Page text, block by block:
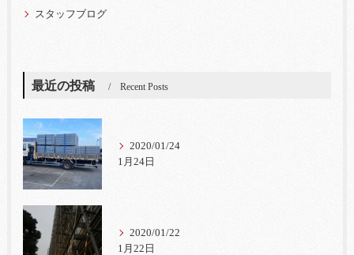
スタッフブログ
最近の投稿 Recent Posts
2020/01/24
1月24日
2020/01/22
1月22日